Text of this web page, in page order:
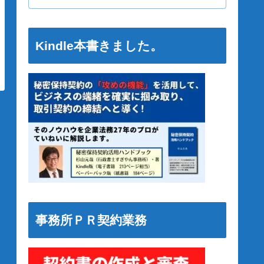
Kindle本書きました。
事務所ＰＲ契約業務